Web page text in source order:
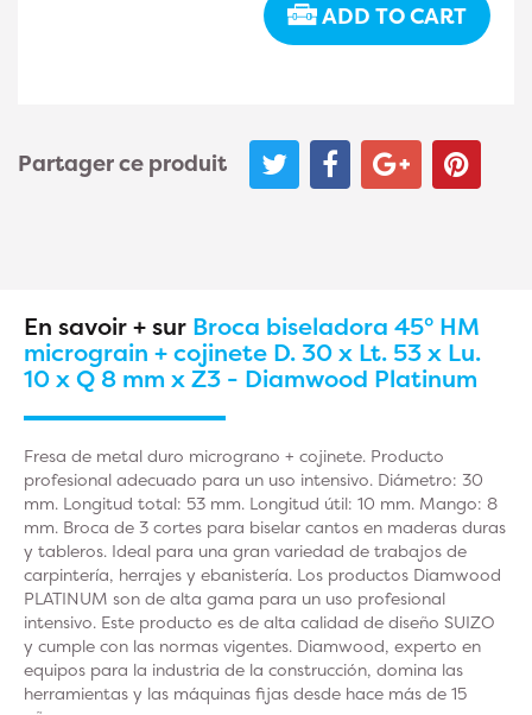
ADD TO CART
Partager ce produit
En savoir + sur Broca biseladora 45° HM
micrograin + cojinete D. 30 x Lt. 53 x Lu.
10 x Q 8 mm x Z3 - Diamwood Platinum
Fresa de metal duro micrograno + cojinete. Producto
profesional adecuado para un uso intensivo. Diámetro: 30
mm. Longitud total: 53 mm. Longitud útil: 10 mm. Mango: 8
mm. Broca de 3 cortes para biselar cantos en maderas duras
y tableros. Ideal para una gran variedad de trabajos de
carpintería, herrajes y ebanistería. Los productos Diamwood
PLATINUM son de alta gama para un uso profesional
intensivo. Este producto es de alta calidad de diseño SUIZO
y cumple con las normas vigentes. Diamwood, experto en
equipos para la industria de la construcción, domina las
herramientas y las máquinas fijas desde hace más de 15